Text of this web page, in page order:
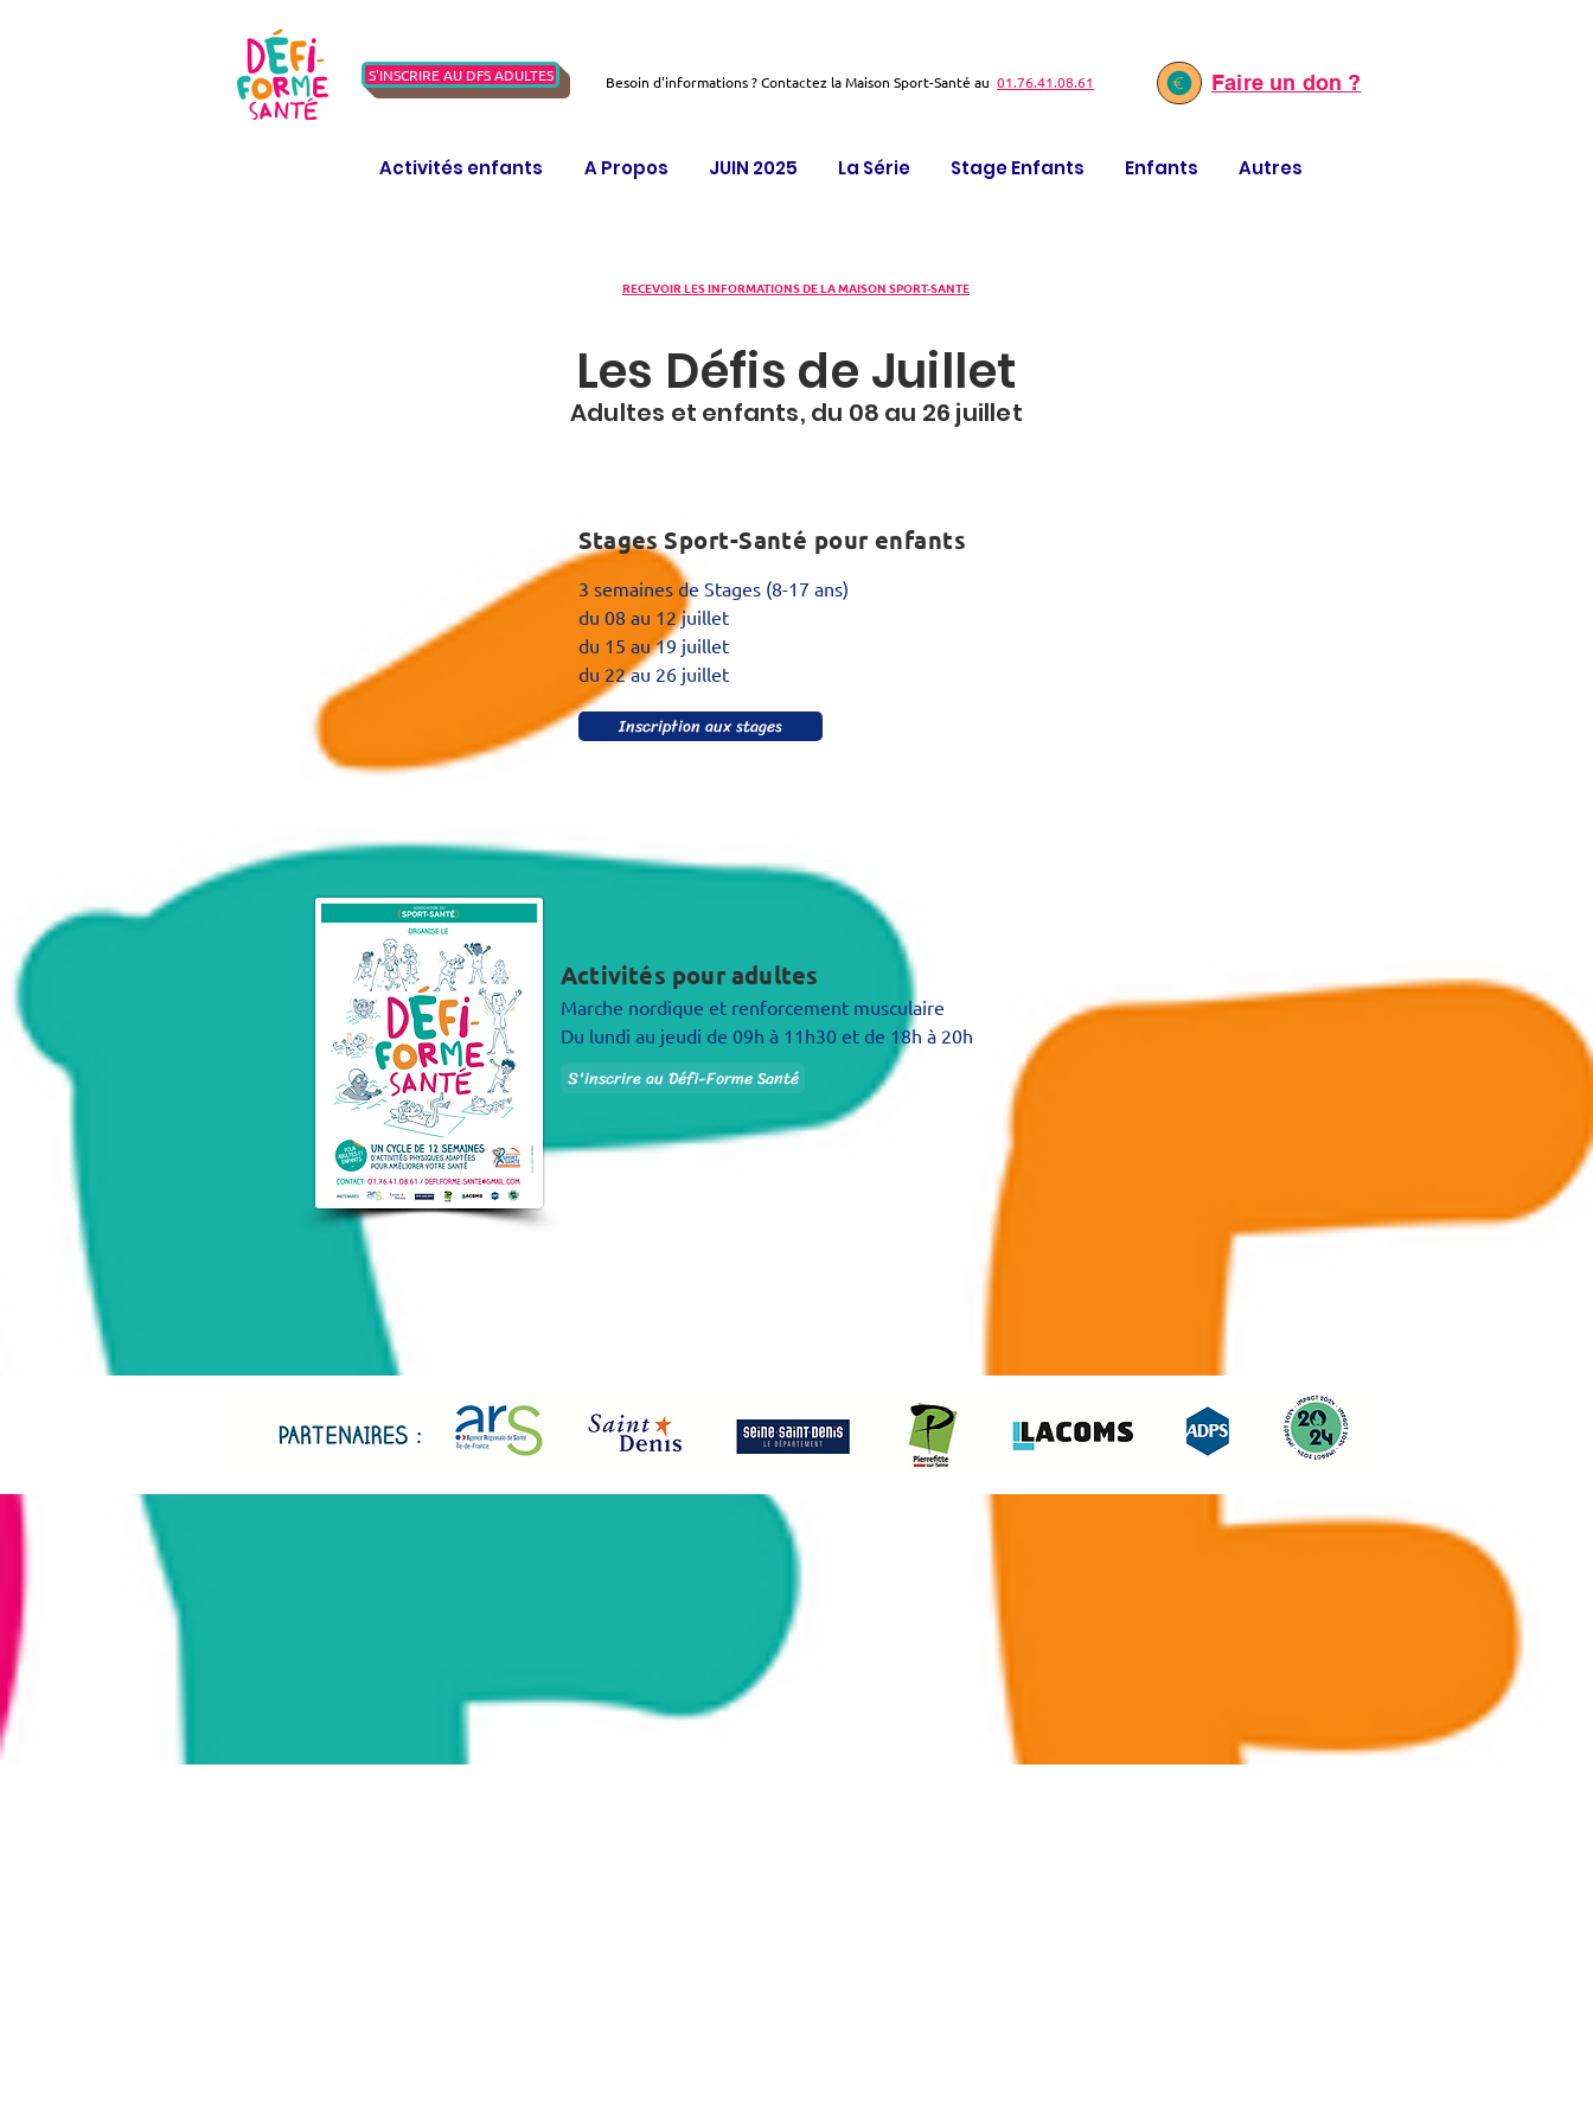
S'INSCRIRE AU DFS ADULTES Besoin d'informations ? Contactez la Maison Sport-Santé au 01.76.41.08.61 Faire un don ?
Activités enfants A Propos JUIN 2025 La Série Stage Enfants Enfants Autres
RECEVOIR LES INFORMATIONS DE LA MAISON SPORT-SANTE
Les Défis de Juillet
Adultes et enfants, du 08 au 26 juillet
StagesSport-Santé pour enfants
3 semaines de Stages (8-17 ans)
du 08 au 12 juillet
du 15 au 19 juillet
du 22 au 26 juillet
Inscription aux stages
Activités pour adultes
Marche nordique et renforcement musculaire
Du lundi au jeudi de 09h à 11h30 et de 18h à 20h
S'inscrire au Défi-Forme Santé